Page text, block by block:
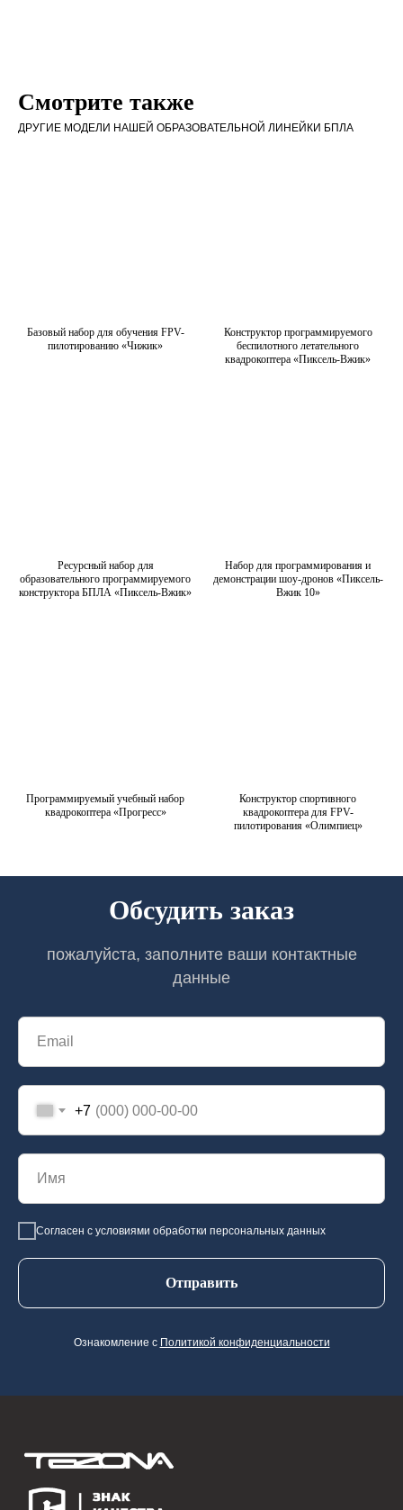
Смотрите также
ДРУГИЕ МОДЕЛИ НАШЕЙ ОБРАЗОВАТЕЛЬНОЙ ЛИНЕЙКИ БПЛА
Базовый набор для обучения FPV-
пилотированию «Чижик»
Конструктор программируемого
беспилотного летательного
квадрокоптера «Пиксель-Вжик»
Ресурсный набор для
образовательного программируемого
конструктора БПЛА «Пиксель-Вжик»
Набор для программирования и
демонстрации шоу-дронов «Пиксель-
Вжик 10»
Программируемый учебный набор
квадрокоптера «Прогресс»
Конструктор спортивного
квадрокоптера для FPV-
пилотирования «Олимпиец»
Обсудить заказ
пожалуйста, заполните ваши контактные
данные
+7
Согласен с условиями обработки персональных данных
Отправить
Ознакомление с Политикой конфиденциальности